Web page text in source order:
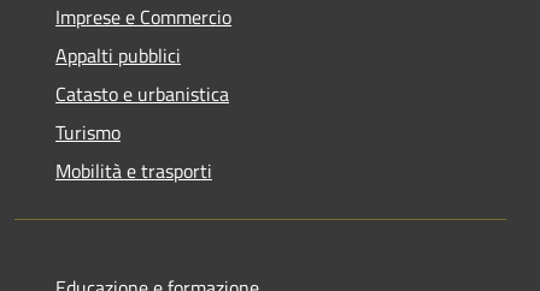
Imprese e Commercio
Appalti pubblici
Catasto e urbanistica
Turismo
Mobilità e trasporti